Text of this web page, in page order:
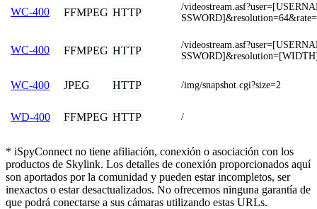
WC-400 FFMPEG HTTP
/
WC-400 FFMPEG HTTP
/
WC-400 JPEG HTTP /img/snapshot.cgi?size=2
WD-400 FFMPEG HTTP /
* iSpyConnect no tiene afiliación, conexión o asociación con los
productos de Skylink. Los detalles de conexión proporcionados aquí
son aportados por la comunidad y pueden estar incompletos, ser
inexactos o estar desactualizados. No ofrecemos ninguna garantía de
que podrá conectarse a sus cámaras utilizando estas URLs.